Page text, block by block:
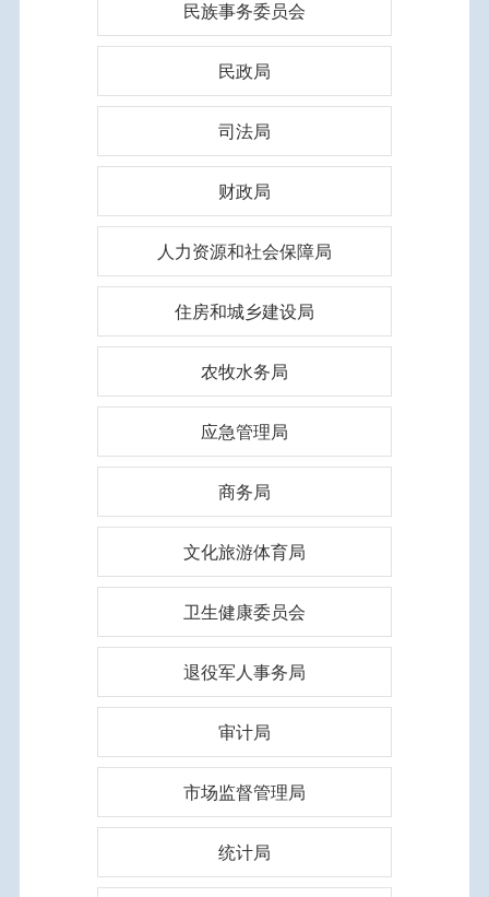
民族事务委员会
民政局
司法局
财政局
人力资源和社会保障局
住房和城乡建设局
农牧水务局
应急管理局
商务局
文化旅游体育局
卫生健康委员会
退役军人事务局
审计局
市场监督管理局
统计局